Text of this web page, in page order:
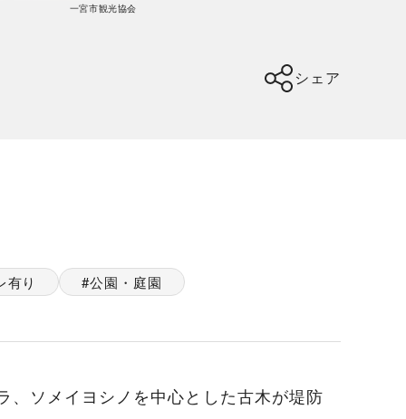
一宮市観光協会
シェア
有り 公園・庭園
ソメイヨシノを中心とした古木が堤防